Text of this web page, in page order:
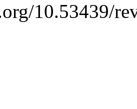
10.53439/